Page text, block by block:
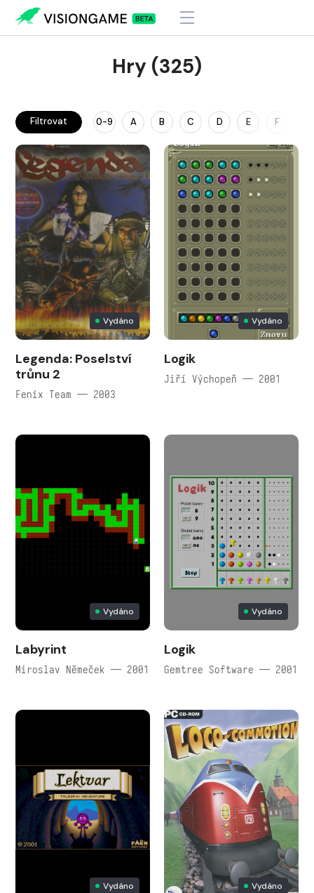
Hry (325)
Filtrovat 0-9 A B C D E F
Vydáno
Legenda: Poselství
trůnu 2
Fenix Team — 2003
Vydáno
Logik
Jiří Výchopeň — 2001
Vydáno
Labyrint
Miroslav Němeček — 2001
Vydáno
Logik
Gemtree Software — 2001
Vydáno Vydáno